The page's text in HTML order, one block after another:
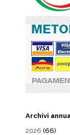
Archivi
2026 (66)